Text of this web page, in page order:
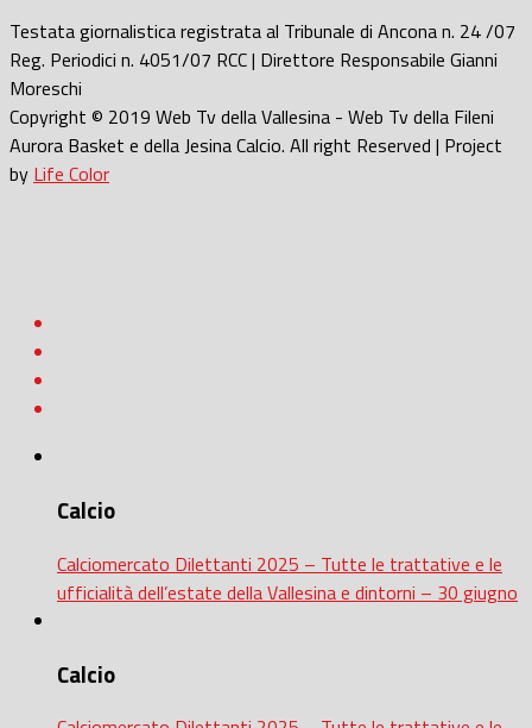
Testata giornalistica registrata al Tribunale di Ancona n. 24 /07
Reg. Periodici n. 4051/07 RCC | Direttore Responsabile Gianni
Moreschi
Copyright © 2019 Web Tv della Vallesina - Web Tv della Fileni
Aurora Basket e della Jesina Calcio. All right Reserved | Project
by Life Color
Calcio
Calciomercato Dilettanti 2025 – Tutte le trattative e le
ufficialità dell’estate della Vallesina e dintorni – 30 giugno
Calcio